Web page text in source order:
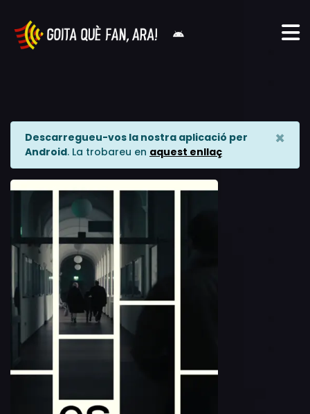
Descarregueu-vos la nostra aplicació per
Android. La trobareu en aquest enllaç
×